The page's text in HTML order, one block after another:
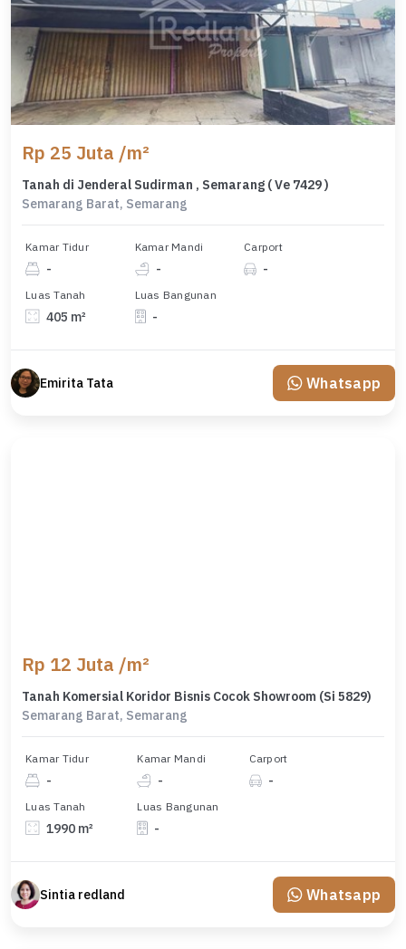
Rp 25 Juta /m²
Tanah di Jenderal Sudirman , Semarang ( Ve 7429 )
Semarang Barat, Semarang
Kamar Tidur
-
Kamar Mandi
-
Carport
-
Luas Tanah
405 m²
Luas Bangunan
-
Emirita Tata Whatsapp
Rp 12 Juta /m²
Tanah Komersial Koridor Bisnis Cocok Showroom (Si 5829)
Semarang Barat, Semarang
Kamar Tidur
-
Kamar Mandi
-
Carport
-
Luas Tanah
1990 m²
Luas Bangunan
-
Sintia redland Whatsapp